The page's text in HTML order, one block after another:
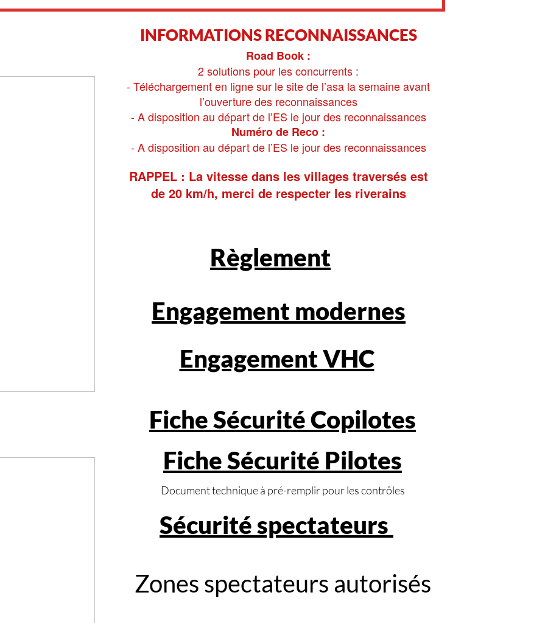
INFORMATIONS RECONNAISSANCES
Road Book :
2 solutions pour les concurrents :
- Téléchargement en ligne sur le site de l’asa la semaine avant
l’ouverture des reconnaissances
- A disposition au départ de l’ES le jour des reconnaissances
Numéro de Reco :
- A disposition au départ de l’ES le jour des reconnaissances
RAPPEL : La vitesse dans les villages traversés est
de 20 km/h, merci de respecter les riverains
Règlement
Engagement modernes
Engagement VHC
Fiche Sécurité Copilotes
Fiche Sécurité Pilotes
Document technique à pré-remplir pour les contrôles
Sécurité spectateurs
Zones spectateurs autorisés